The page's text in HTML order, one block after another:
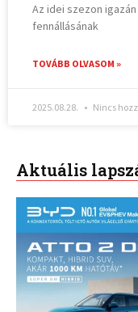
Az idei szezon
fennállásának
TOVÁBB OLVASOM »
2025.08.28. Nincs
Aktuális